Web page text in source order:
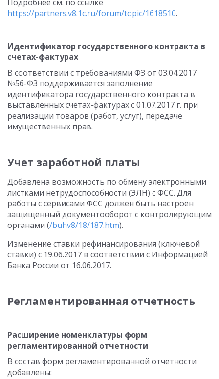
Подробнее см. по ссылке
https://partners.v8.1c.ru/forum/topic/1618510.
Идентификатор государственного контракта в
счетах-фактурах
В соответствии с требованиями ФЗ от 03.04.2017
№56-ФЗ поддерживается заполнение
идентификатора государственного контракта в
выставленных счетах-фактурах с 01.07.2017 г. при
реализации товаров (работ, услуг), передаче
имущественных прав.
Учет заработной платы
Добавлена возможность по обмену электронными
листками нетрудоспособности (ЭЛН) с ФСС. Для
работы с сервисами ФСС должен быть настроен
защищенный документооборот с контролирующим
органами (/buhv8/18/187.htm).
Изменение ставки рефинансирования (ключевой
ставки) с 19.06.2017 в соответствии с Информацией
Банка России от 16.06.2017.
Регламентированная отчетность
Расширение номенклатуры форм
регламентированной отчетности
В состав форм регламентированной отчетности
добавлены: